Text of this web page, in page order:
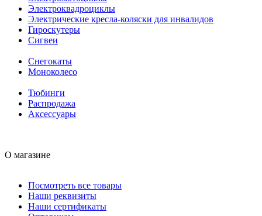
Электроквадроциклы
Электрические кресла-коляски для инвалидов
Гироскутеры
Сигвеи
Снегокаты
Моноколесо
Тюбинги
Распродажа
Аксессуары
О магазине
Посмотреть все товары
Наши реквизиты
Наши сертификаты